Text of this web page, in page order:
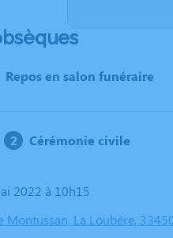
Repos en salon funéraire
Cérémonie civile
2022 à 10h15
Montussan, La Loubère,